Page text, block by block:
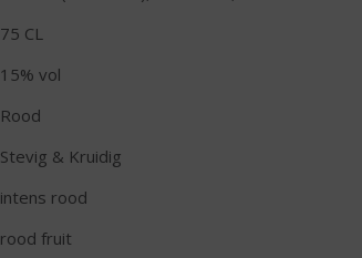
75 CL
15% vol
Rood
Stevig & Kruidig
intens rood
rood fruit